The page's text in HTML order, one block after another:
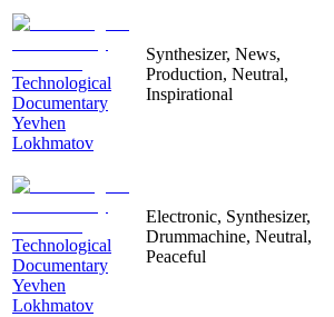
Technological
Documentary
Yevhen
Lokhmatov
Synthesizer, News,
Production, Neutral,
Inspirational
Technological
Documentary
Yevhen
Lokhmatov
Electronic, Synthesizer,
Drummachine, Neutral,
Peaceful